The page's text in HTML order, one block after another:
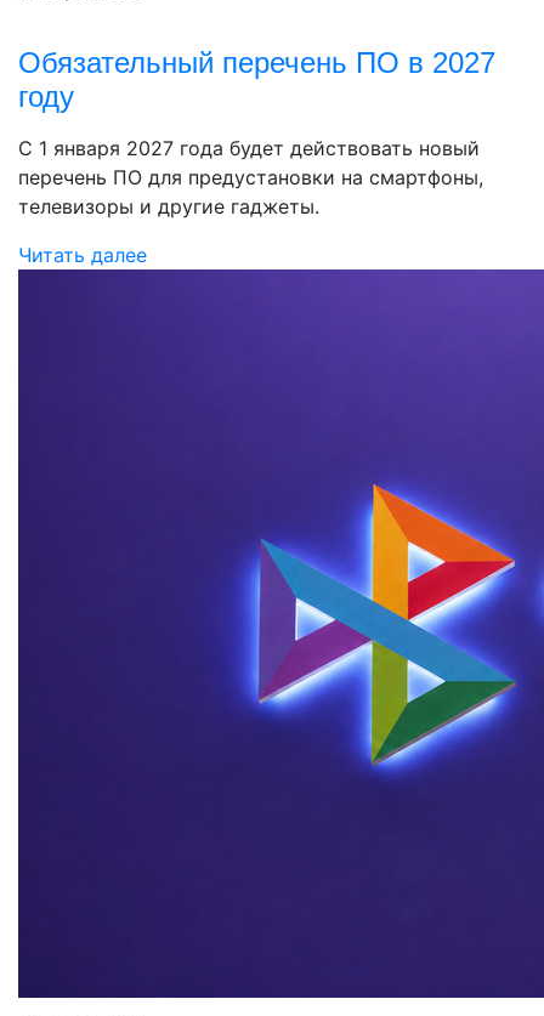
Обязательный перечень ПО в 2027
году
С 1 января 2027 года будет действовать новый
перечень ПО для предустановки на смартфоны,
телевизоры и другие гаджеты.
Читать далее